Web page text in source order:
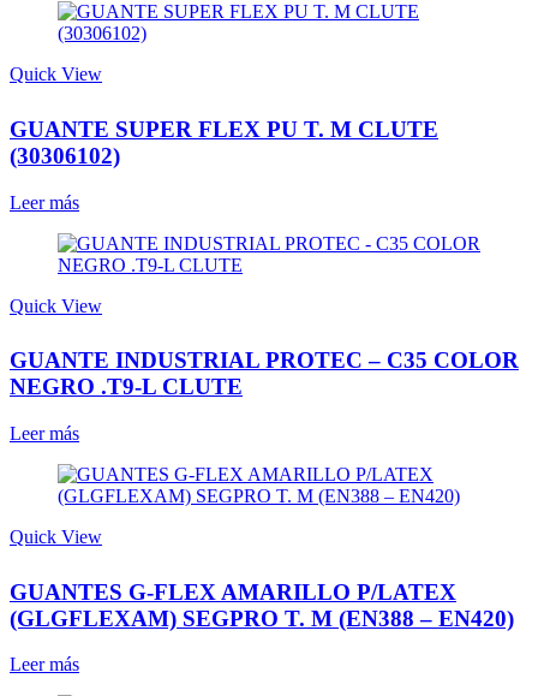
Quick View
GUANTE SUPER FLEX PU T. M CLUTE
(30306102)
Leer más
Quick View
GUANTE INDUSTRIAL PROTEC – C35 COLOR
NEGRO .T9-L CLUTE
Leer más
Quick View
GUANTES G-FLEX AMARILLO P/LATEX
(GLGFLEXAM) SEGPRO T. M (EN388 – EN420)
Leer más